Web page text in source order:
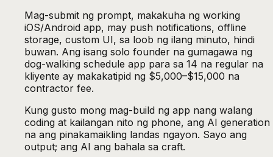
Mag-submit ng prompt, makakuha ng working
iOS/Android app, may push notifications, offline
storage, custom UI, sa loob ng ilang minuto, hindi
buwan. Ang isang solo founder na gumagawa ng
dog-walking schedule app para sa 14 na regular na
kliyente ay makakatipid ng $5,000–$15,000 na
contractor fee.
Kung gusto mong mag-build ng app nang walang
coding at kailangan nito ng phone, ang AI generation
na ang pinakamaikling landas ngayon. Sayo ang
output; ang AI ang bahala sa craft.